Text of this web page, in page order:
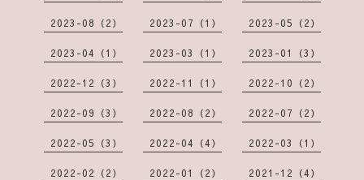
2023-08（2） 2023-07（1） 2023-05（2）
2023-04（1） 2023-03（1） 2023-01（3）
2022-12（3） 2022-11（1） 2022-10（2）
2022-09（3） 2022-08（2） 2022-07（2）
2022-05（3） 2022-04（4） 2022-03（1）
2022-02（2） 2022-01（2） 2021-12（4）